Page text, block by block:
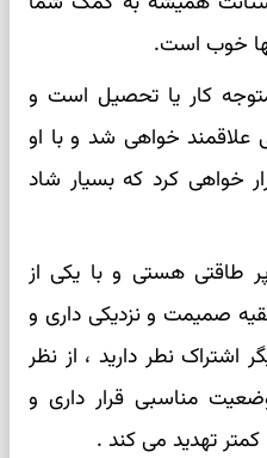
خوب است.
کار یا تحصیل است و
علاقمند خواهی شد و با او
خواهی کرد که بسیار شاد
طاقتی هستی و با یکی از
صمیمت و نزدیکی داری و
اشتراک نطر دارید ، از نظر
مناسبی قرار داری و
تهدید می کند .